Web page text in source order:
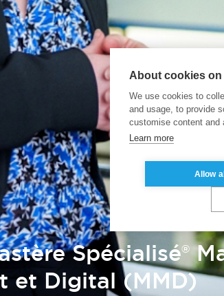
Spécialisé®
et Digital (MMD)
About cookies
We use cookies to
and usage, to provide
customise content and
Learn more
Allow